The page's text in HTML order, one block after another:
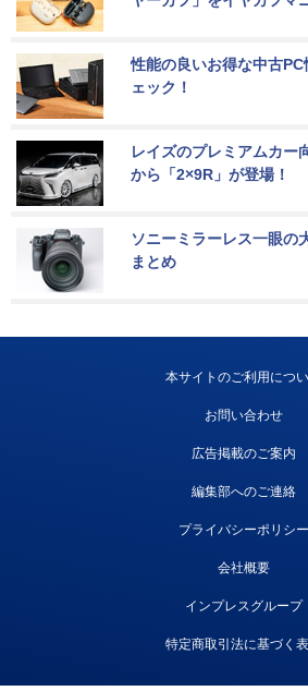
性能の良いお得な中古
ェック！
レイズのプレミアムカー
から「2×9R」が登場！
ソニーミラーレス一眼の
まとめ
本サイトのご利用につ
お問い合わせ
広告掲載のご案内
編集部へのご連絡
プライバシーポリシー
会社概要
インプレスグループ
特定商取引法に基づく